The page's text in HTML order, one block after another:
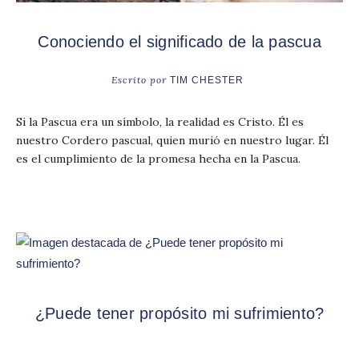
Conociendo el significado de la pascua
Escrito por TIM CHESTER
Si la Pascua era un símbolo, la realidad es Cristo. Él es
nuestro Cordero pascual, quien murió en nuestro lugar. Él
es el cumplimiento de la promesa hecha en la Pascua.
¿Puede tener propósito mi sufrimiento?